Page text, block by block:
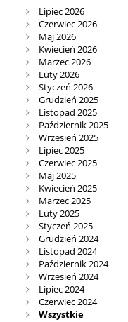
Lipiec 2026
Czerwiec 2026
Maj 2026
Kwiecień 2026
Marzec 2026
Luty 2026
Styczeń 2026
Grudzień 2025
Listopad 2025
Październik 2025
Wrzesień 2025
Lipiec 2025
Czerwiec 2025
Maj 2025
Kwiecień 2025
Marzec 2025
Luty 2025
Styczeń 2025
Grudzień 2024
Listopad 2024
Październik 2024
Wrzesień 2024
Lipiec 2024
Czerwiec 2024
Wszystkie